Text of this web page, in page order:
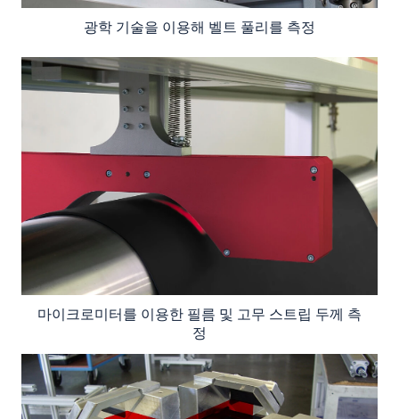
광학 기술을 이용해 벨트 풀리를 측정
마이크로미터를 이용한 필름 및 고무 스트립 두께 측
정